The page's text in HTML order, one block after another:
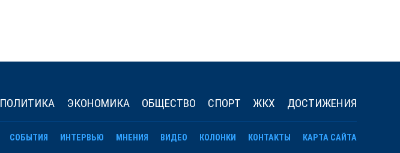
ДОСТИЖЕНИЯ
ЖКХ
СПОРТ
ОБЩЕСТВО
ЭКОНОМИКА
ПОЛИТИКА
СОБЫТИЯ ИНТЕРВЬЮ МНЕНИЯ ВИДЕО КОЛОНКИ КОНТАКТЫ КАРТА САЙТА